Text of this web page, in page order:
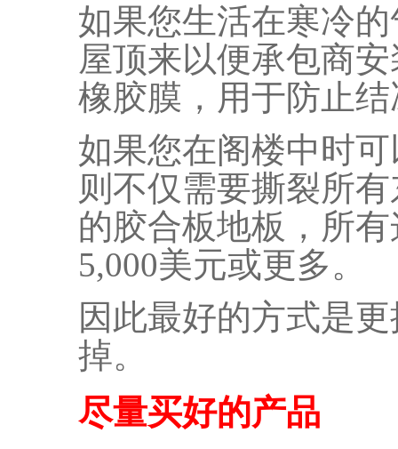
如果您生活在寒冷
屋顶来以便承包商
橡胶膜，用于防止
如果您在阁楼中时
则不仅需要撕裂所
的胶合板地板，所
5,000美元或更多。
因此最好的方式是
掉。
尽量买好的产品